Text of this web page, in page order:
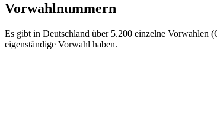
Vorwahlnummern
Es gibt in Deutschland über 5.200 einzelne Vorwahlen
eigenständige Vorwahl haben.